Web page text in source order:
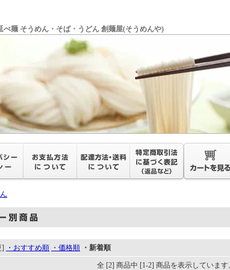
麺 そうめん・そば・うどん 創麺屋(そうめんや)
・おすすめ順 ・価格順 ・新着順
全 [2] 商品中 [1-2] 商品を表示しています